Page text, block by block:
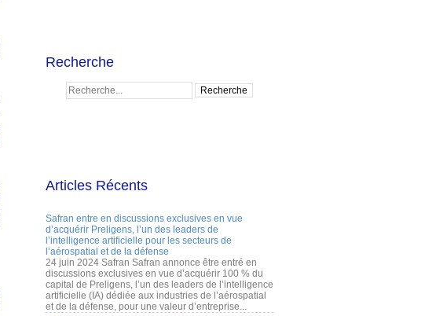
Recherche
Articles Récents
Safran entre en discussions exclusives en vue
d’acquérir Preligens, l’un des leaders de
l’intelligence artificielle pour les secteurs de
l’aérospatial et de la défense
24 juin 2024 Safran Safran annonce être entré en
discussions exclusives en vue d’acquérir 100 % du
capital de Preligens, l’un des leaders de l’intelligence
artificielle (IA) dédiée aux industries de l’aérospatial
et de la défense, pour une valeur d’entreprise...